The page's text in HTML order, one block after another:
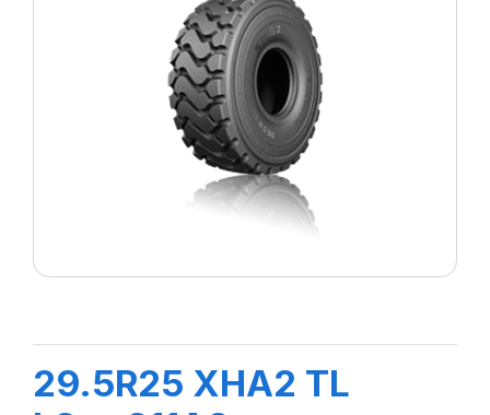
29.5R25 XHA2 TL